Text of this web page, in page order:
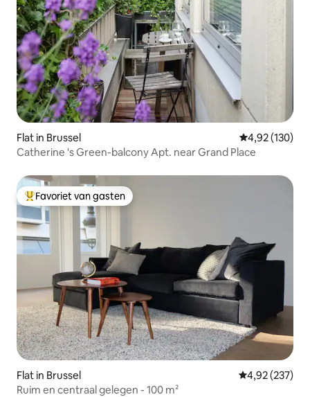
Flat in Brussel Gemiddelde
4,92 (130)
Catherine 's Green-balcony Apt. near Grand Place
Topfavoriet van gasten
Favoriet van gasten
Flat in Brussel Gemiddelde
4,92 (237)
Ruim en centraal gelegen - 100 m²